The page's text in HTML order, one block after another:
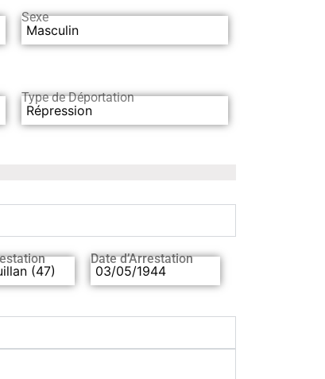
Sexe
Masculin
Type de Déportation
Répression
(47)
Date d’Arrestation
03/05/1944